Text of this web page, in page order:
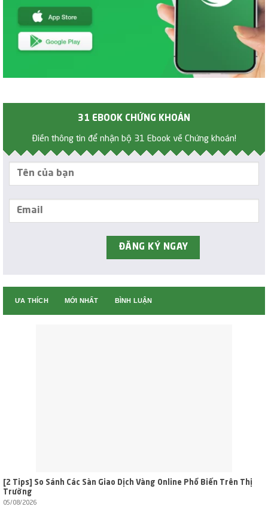
31 EBOOK CHỨNG KHOÁN
Điền thông tin để nhận bộ 31 Ebook về Chứng khoán!
ƯA THÍCH MỚI NHẤT BÌNH LUẬN
[2 Tips] So Sánh Các Sàn Giao Dịch Vàng Online Phổ Biến Trên Thị
Trường
05/08/2026